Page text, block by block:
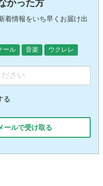
かった方
着情報をいち早くお届け出
ール 音楽 ウクレレ
る
ールで受け取る